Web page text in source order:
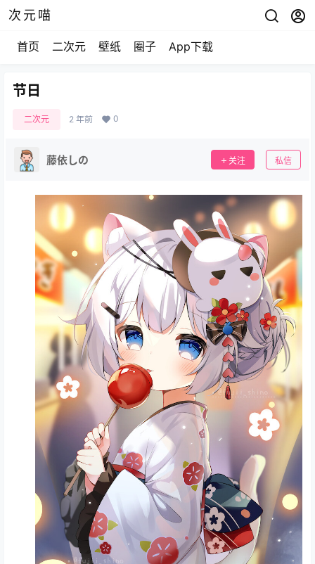
次元喵
首页 二次元 壁纸 圈子 App下载
节日
二次元 2 年前 0
藤依しの 关注 私信